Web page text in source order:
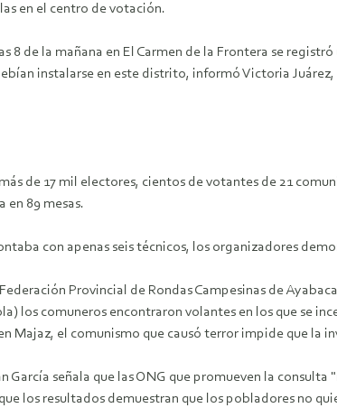
en el centro de votación.
de la mañana en El Carmen de la Frontera se
instalarse en este distrito, informó Victoria
de 17 mil electores, cientos de votantes de 21
en 89 mesas.
con apenas seis técnicos, los organizadores
Provincial de Rondas Campesinas de
los comuneros encontraron volantes en los que se
Majaz, el comunismo que causó terror impide que la
señala que las ONG que promueven la
los resultados demuestran que los pobladores no